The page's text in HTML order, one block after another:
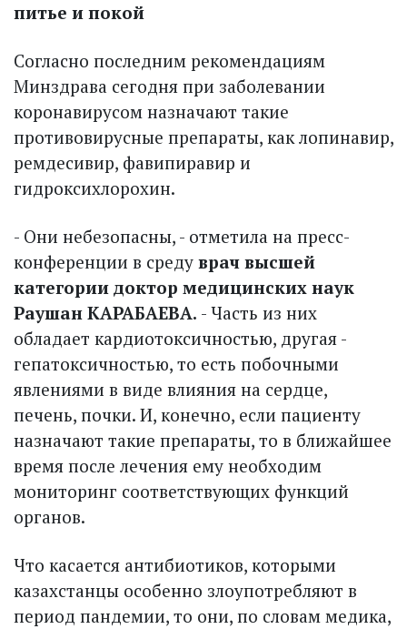
питье и покой
Согласно последним рекомендациям
Минздрава сегодня при заболевании
коронавирусом назначают такие
противовирусные препараты, как лопинавир,
ремдесивир, фавипиравир и
гидроксихлорохин.
- Они небезопасны, - отметила на пресс-
конференции в среду врач высшей
категории доктор медицинских наук
Раушан КАРАБАЕВА. - Часть из них
обладает кардиотоксичностью, другая -
гепатоксичностью, то есть побочными
явлениями в виде влияния на сердце,
печень, почки. И, конечно, если пациенту
назначают такие препараты, то в ближайшее
время после лечения ему необходим
мониторинг соответствующих функций
органов.
Что касается антибиотиков, которыми
казахстанцы особенно злоупотребляют в
период пандемии, то они, по словам медика,